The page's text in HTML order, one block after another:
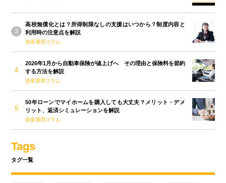
高校無償化とは？所得制限なしの支援はいつから？制度内容と
利用時の注意点を解説
資産運用コラム
2026年1月から自動車保険が値上げへ その理由と保険料を節約
する方法を解説
資産運用コラム
50年ローンでマイホームを購入しても大丈夫？メリット・デメ
リット、返済シミュレーションを解説
資産運用コラム
Tags
タグ一覧